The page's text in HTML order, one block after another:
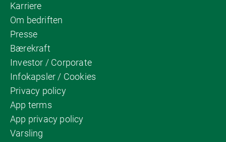
Karriere
Om bedriften
Presse
Bærekraft
Investor / Corporate
Infokapsler / Cookies
Privacy policy
App terms
App privacy policy
Varsling